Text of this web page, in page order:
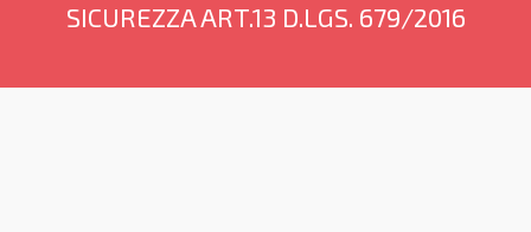
SICUREZZA ART.13 D.LGS. 679/2016